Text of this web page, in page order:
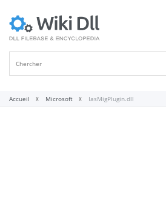
Accueil Microsoft IasMigPlugin.dll